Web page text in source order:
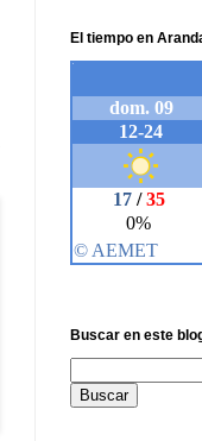
El tiempo en
Buscar en este